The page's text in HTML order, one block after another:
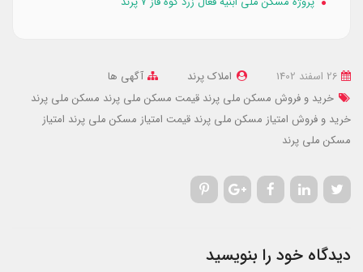
املاک پرند
آگهی ها
خرید و فروش مسکن ملی پرند قیمت مسکن ملی پرند مسکن ملی پرند
خرید و فروش امتیاز مسکن ملی پرند قیمت امتیاز مسکن ملی پرند امتیاز
مسکن ملی پرند
دیدگاه خود را بنویسید